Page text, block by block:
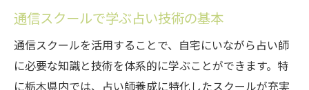
通信スクールで学ぶ占い技術の基本
通信スクールを活用することで、自宅にいながら占い師
に必要な知識と技術を体系的に学ぶことができます。特
に栃木県内では、占い師養成に特化したスクールが充実